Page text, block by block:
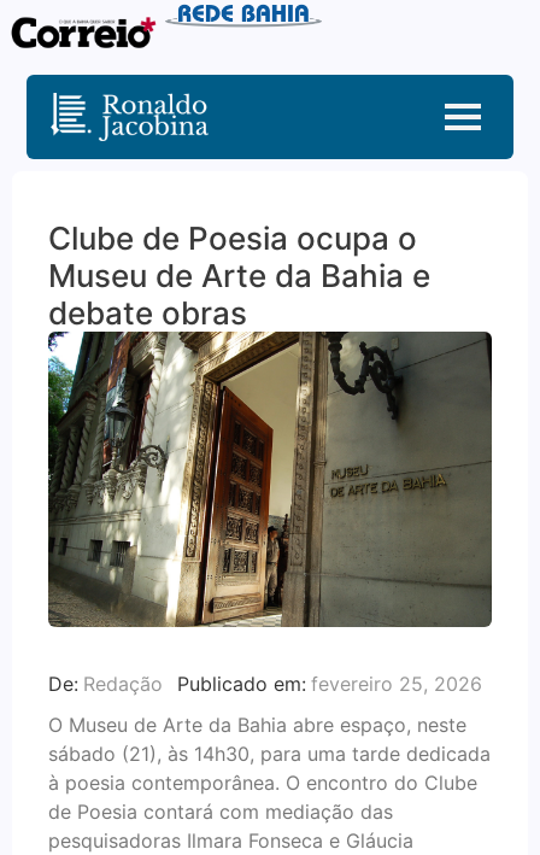
Clube de Poesia ocupa o
Museu de Arte da Bahia e
debate obras
De: Redação Publicado em: fevereiro 25, 2026
O Museu de Arte da Bahia abre espaço, neste
sábado (21), às 14h30, para uma tarde dedicada
à poesia contemporânea. O encontro do Clube
de Poesia contará com mediação das
pesquisadoras Ilmara Fonseca e Gláucia